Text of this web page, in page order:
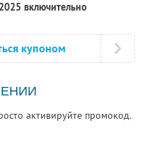
включительно
купоном
активируйте промокод.